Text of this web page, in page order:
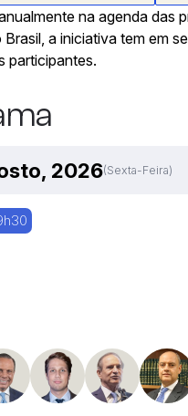
na agenda das
Brasil, a iniciativa tem em
participantes.
2026(sexta-Feira)